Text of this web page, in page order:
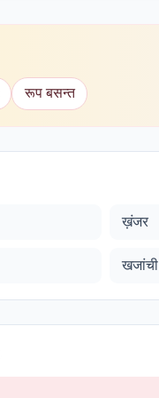
रूप बसन्त
ख़ंजर
खजांची